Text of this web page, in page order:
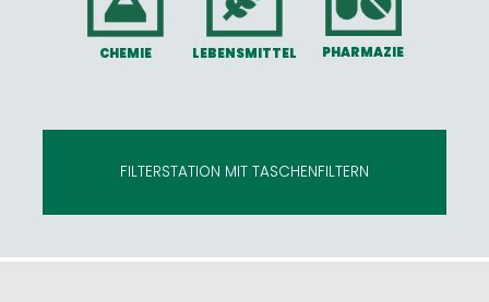
CHEMIE LEBENSMITTEL PHARMAZIE
FILTERSTATION MIT TASCHENFILTERN